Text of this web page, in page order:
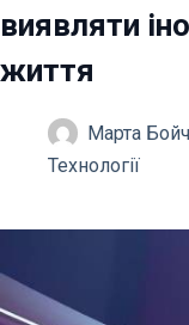
виявляти
життя
Марта
Технології